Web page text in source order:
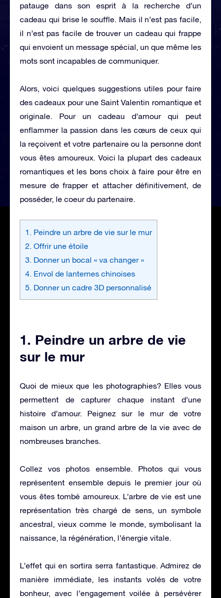
patauge dans son esprit à la recherche d’un
cadeau qui brise le souffle. Mais il n’est pas facile,
il n’est pas facile de trouver un cadeau qui frappe
qui envoient un message spécial, un que même les
mots sont incapables de communiquer.
Alors, voici quelques suggestions utiles pour faire
des cadeaux pour une Saint Valentin romantique et
originale. Pour un cadeau d’amour qui peut
enflammer la passion dans les cœurs de ceux qui
la reçoivent et votre partenaire ou la personne dont
vous êtes amoureux. Voici la plupart des cadeaux
romantiques et les bons choix à faire pour être en
mesure de frapper et attacher définitivement, de
posséder, le coeur du partenaire.
1. Peindre un arbre de vie sur le mur
2. Offrir une étoile
3. Donner un bocal « va changer »
4. Envol de lanternes chinoises
5. Donner un cadre 3D personnalisé
1. Peindre un arbre de vie
sur le mur
Quoi de mieux que les photographies? Elles vous
permettent de capturer chaque instant d’une
histoire d’amour. Peignez sur le mur de votre
maison un arbre, un grand arbre de la vie avec de
nombreuses branches.
Collez vos photos ensemble. Photos qui vous
représentent ensemble depuis le premier jour où
vous êtes tombé amoureux. L’arbre de vie est une
représentation très chargé de sens, un symbole
ancestral, vieux comme le monde, symbolisant la
naissance, la régénération, l’énergie vitale.
L’effet qui en sortira serra fantastique. Admirez de
manière immédiate, les instants volés de votre
bonheur, avec l’engagement voilée à persévérer